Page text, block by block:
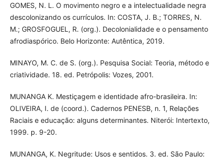
GOMES, N. L. O movimento negro e a intelectualidade negra
descolonizando os currículos. In: COSTA, J. B.; TORRES, N.
M.; GROSFOGUEL, R. (org.). Decolonialidade e o pensamento
afrodiaspórico. Belo Horizonte: Autêntica, 2019.
MINAYO, M. C. de S. (org.). Pesquisa Social: Teoria, método e
criatividade. 18. ed. Petrópolis: Vozes, 2001.
MUNANGA K. Mestiçagem e identidade afro-brasileira. In:
OLIVEIRA, I. de (coord.). Cadernos PENESB, n. 1, Relações
Raciais e educação: alguns determinantes. Niterói: Intertexto,
1999. p. 9-20.
MUNANGA, K. Negritude: Usos e sentidos. 3. ed. São Paulo: